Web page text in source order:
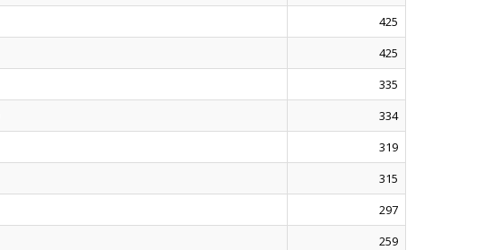
425
425
335
334
319
315
297
259